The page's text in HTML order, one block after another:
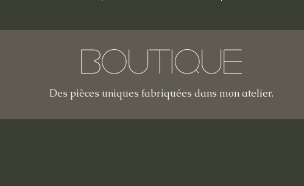
Boutique
Des pièces uniques fabriquées dans mon atelier.